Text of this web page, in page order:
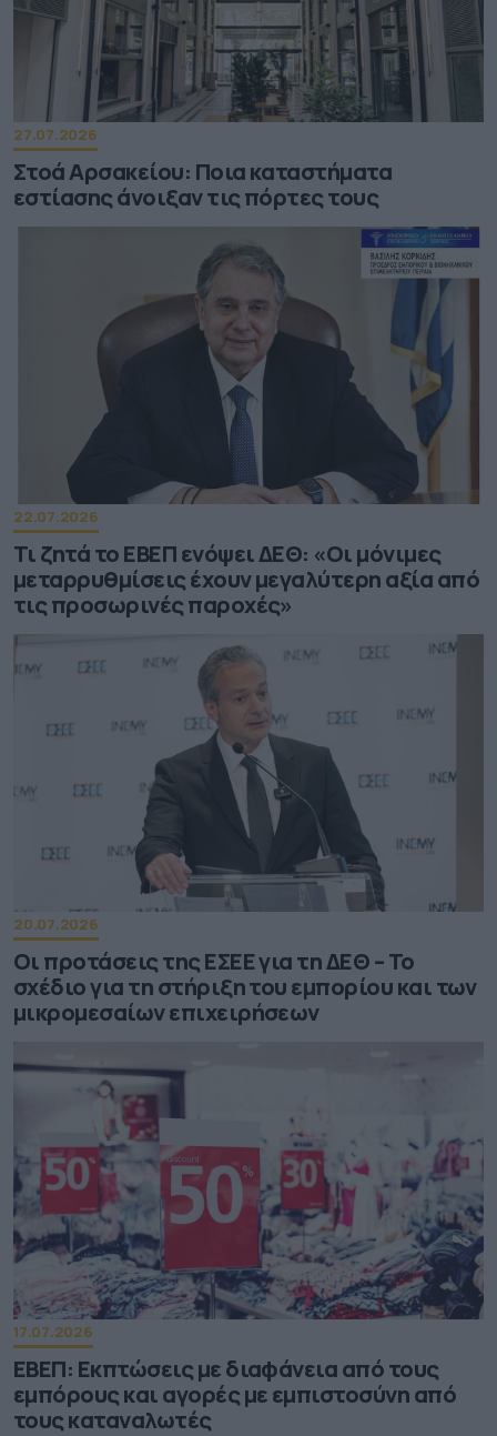
27.07.2026
Στοά Αρσακείου: Ποια καταστήματα
εστίασης άνοιξαν τις πόρτες τους
22.07.2026
Τι ζητά το ΕΒΕΠ ενόψει ΔΕΘ: «Οι μόνιμες
μεταρρυθμίσεις έχουν μεγαλύτερη αξία από
τις προσωρινές παροχές»
20.07.2026
Οι προτάσεις της ΕΣΕΕ για τη ΔΕΘ – Το
σχέδιο για τη στήριξη του εμπορίου και των
μικρομεσαίων επιχειρήσεων
17.07.2026
ΕΒΕΠ: Εκπτώσεις με διαφάνεια από τους
εμπόρους και αγορές με εμπιστοσύνη από
τους καταναλωτές